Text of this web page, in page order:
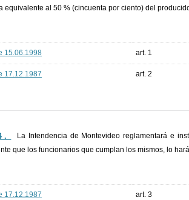
equivalente al 50 % (cincuenta por ciento) del
15.06.1998 art. 1
17.12.1987 art. 2
La Intendencia de Montevideo reglamentará e
que los funcionarios que cumplan los mismos, lo
17.12.1987 art. 3